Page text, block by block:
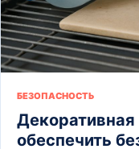
БЕЗОПАСНОСТЬ
обеспечить